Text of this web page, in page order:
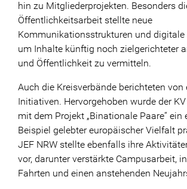
hin zu Mitgliederprojekten. Besonders
Öffentlichkeitsarbeit stellte neue
Kommunikationsstrukturen und digitale
um Inhalte künftig noch zielgerichteter
und Öffentlichkeit zu vermitteln.
Auch die Kreisverbände berichteten von
Initiativen. Hervorgehoben wurde der
mit dem Projekt „Binationale Paare“
Beispiel gelebter europäischer Vielfalt
JEF NRW stellte ebenfalls ihre
vor, darunter verstärkte Campusarbeit,
Fahrten und einen anstehenden